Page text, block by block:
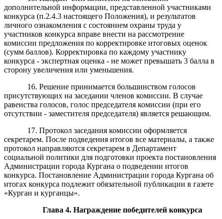
дополнительной информации, представленной участниками
конкурса (п.2.4.3 настоящего Положения), и результатов
личного ознакомления с состоянием охраны труда у
участников конкурса вправе внести на рассмотрение
комиссии предложения по корректировке итоговых оценок
(сумм баллов). Корректировка по каждому участнику
конкурса - экспертная оценка - не может превышать 3 балла в
сторону увеличения или уменьшения.
16. Решение принимается большинством голосов
присутствующих на заседании членов комиссии. В случае
равенства голосов, голос председателя комиссии (при его
отсутствии - заместителя председателя) является решающим.
17. Протокол заседания комиссии оформляется
секретарем. После подведения итогов все материалы, а также
протокол направляются секретарем в Департамент
социальной политики для подготовки проекта постановления
Администрации города Кургана о подведении итогов
конкурса. Постановление Администрации города Кургана об
итогах конкурса подлежит обязательной публикации в газете
«Курган и курганцы».
Глава4. Награждение победителей конкурса